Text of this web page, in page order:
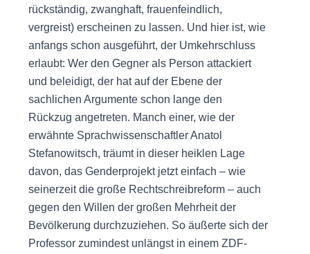
rückständig, zwanghaft, frauenfeindlich,
vergreist) erscheinen zu lassen. Und hier ist, wie
anfangs schon ausgeführt, der Umkehrschluss
erlaubt: Wer den Gegner als Person attackiert
und beleidigt, der hat auf der Ebene der
sachlichen Argumente schon lange den
Rückzug angetreten. Manch einer, wie der
erwähnte Sprachwissenschaftler Anatol
Stefanowitsch, träumt in dieser heiklen Lage
davon, das Genderprojekt jetzt einfach – wie
seinerzeit die große Rechtschreibreform – auch
gegen den Willen der großen Mehrheit der
Bevölkerung durchzuziehen. So äußerte sich der
Professor zumindest unlängst in einem ZDF-